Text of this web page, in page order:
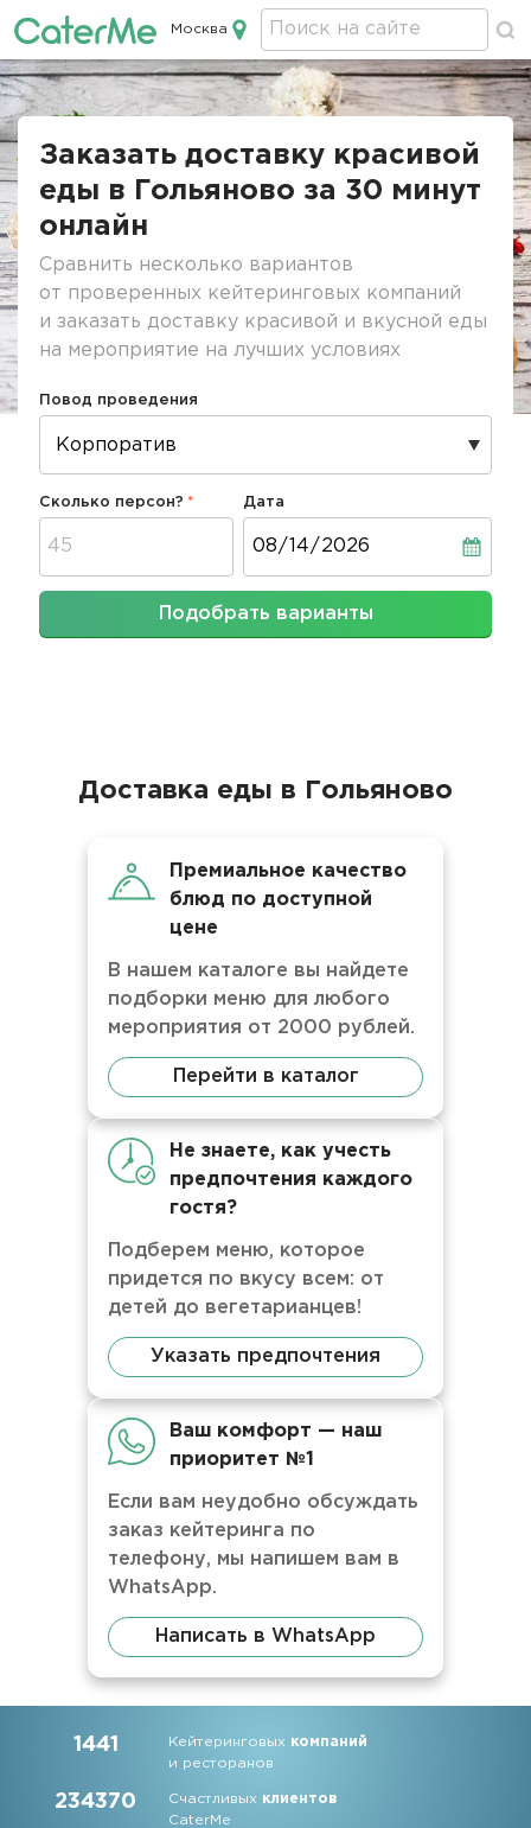
Кейтеринг в Москве
Москва
Строка
Заказать доставку красивой
еды в Гольяново за 30 минут
онлайн
Сравнить несколько вариантов
от проверенных кейтеринговых компаний
и заказать доставку красивой и вкусной еды
на мероприятие на лучших условиях
Повод проведения
Сколько персон? Дата
Подобрать варианты
Доставка еды в Гольяново
Премиальное качество
блюд по доступной
цене
В нашем каталоге вы найдете
подборки меню для любого
мероприятия от 2000 рублей.
Перейти в каталог
Не знаете, как учесть
предпочтения каждого
гостя?
Подберем меню, которое
придется по вкусу всем: от
детей до вегетарианцев!
Указать предпочтения
Ваш комфорт — наш
приоритет №1
Если вам неудобно обсуждать
заказ кейтеринга по
телефону, мы напишем вам в
WhatsApp.
Написать в WhatsApp
1441 Кейтеринговых компаний
и ресторанов
234370 Счастливых клиентов
CaterMe